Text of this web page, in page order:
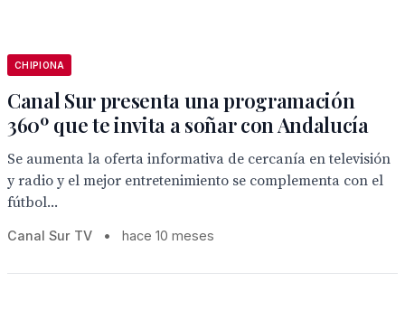
CHIPIONA
Canal Sur presenta una programación
360º que te invita a soñar con Andalucía
Se aumenta la oferta informativa de cercanía en televisión
y radio y el mejor entretenimiento se complementa con el
fútbol...
Canal Sur TV • hace 10 meses